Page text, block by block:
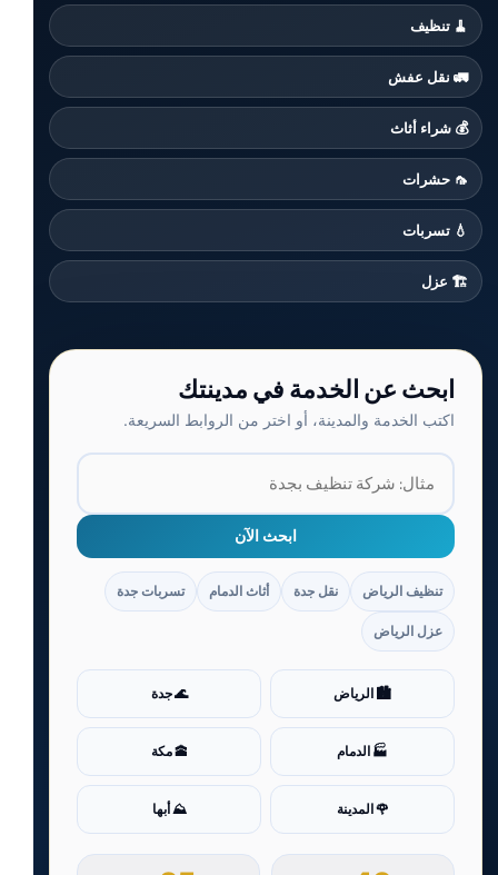
🧹 تنظيف
🚛 نقل عفش
💰 شراء أثاث
🦟 حشرات
💧 تسربات
🏗️ عزل
ابحث عن الخدمة في مدينتك
اكتب الخدمة والمدينة، أو اختر من الروابط السريعة.
ابحث الآن
تنظيف الرياض نقل جدة أثاث الدمام تسربات جدة
عزل الرياض
🏙️ الرياض 🌊 جدة
🏭 الدمام 🕋 مكة
🌹 المدينة ⛰️ أبها